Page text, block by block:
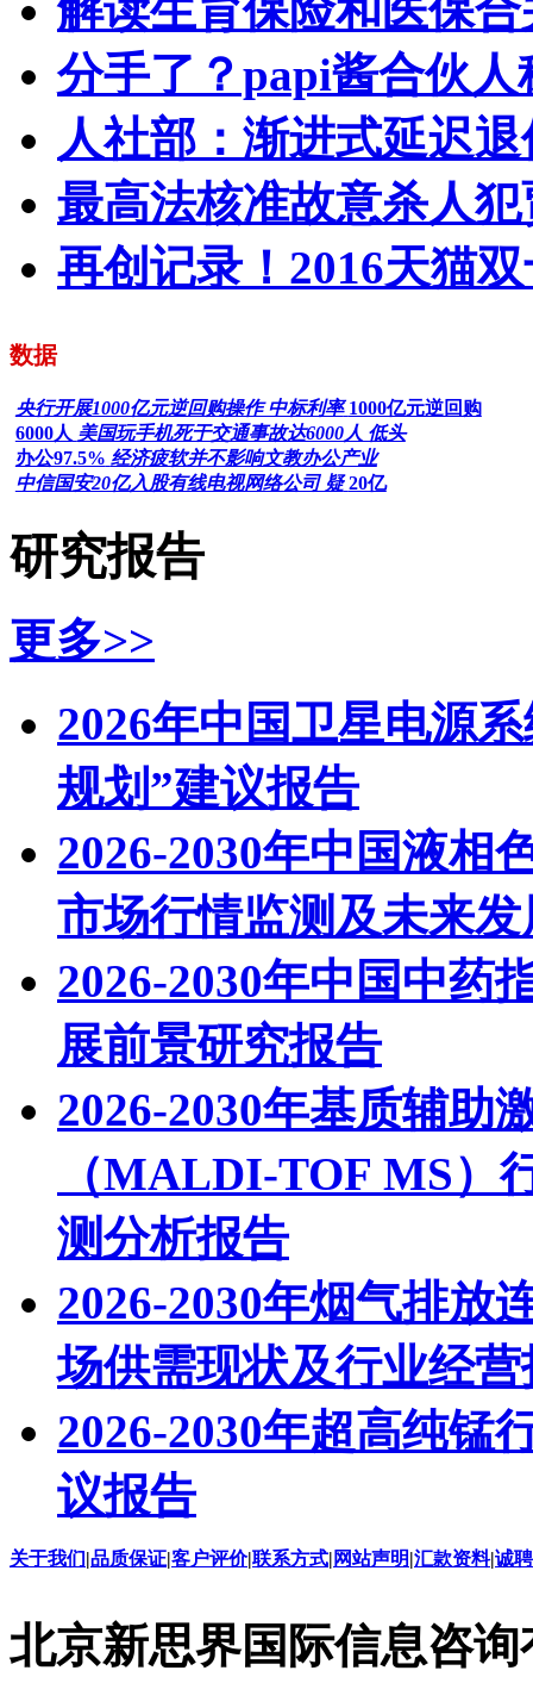
解读生育保险和医保
分手了？papi酱合伙
人社部：渐进式延迟
最高法核准故意杀人
再创记录！2016天猫
数据
央行开展1000亿元逆回购操作 中标利率 1000亿元逆回购
6000人 美国玩手机死于交通事故达6000人 低头
办公97.5% 经济疲软并不影响文教办公产业
中信国安20亿入股有线电视网络公司 疑 20亿
研究报告
更多>>
2026年中国卫星电源
规划”建议报告
2026-2030年中国液相
市场行情监测及未来
2026-2030年中国中药
展前景研究报告
2026-2030年基质辅助
（MALDI-TOF MS）
测分析报告
2026-2030年烟气排放
场供需现状及行业经
2026-2030年超高纯锰
议报告
关于我们|品质保证|客户评价|联系方式| 网站声明|汇款资料|诚
北京新思界国际信息咨